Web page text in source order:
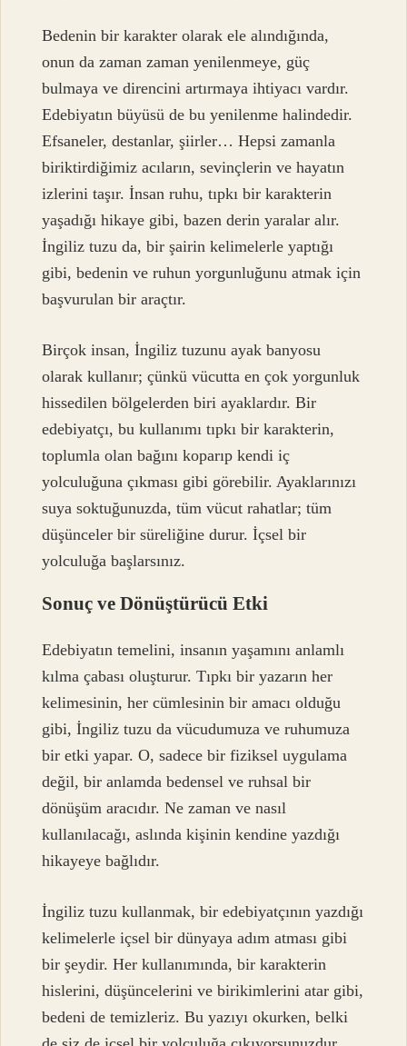
Bedenin bir karakter olarak ele alındığında,
onun da zaman zaman yenilenmeye, güç
bulmaya ve direncini artırmaya ihtiyacı vardır.
Edebiyatın büyüsü de bu yenilenme halindedir.
Efsaneler, destanlar, şiirler… Hepsi zamanla
biriktirdiğimiz acıların, sevinçlerin ve hayatın
izlerini taşır. İnsan ruhu, tıpkı bir karakterin
yaşadığı hikaye gibi, bazen derin yaralar alır.
İngiliz tuzu da, bir şairin kelimelerle yaptığı
gibi, bedenin ve ruhun yorgunluğunu atmak için
başvurulan bir araçtır.
Birçok insan, İngiliz tuzunu ayak banyosu
olarak kullanır; çünkü vücutta en çok yorgunluk
hissedilen bölgelerden biri ayaklardır. Bir
edebiyatçı, bu kullanımı tıpkı bir karakterin,
toplumla olan bağını koparıp kendi iç
yolculuğuna çıkması gibi görebilir. Ayaklarınızı
suya soktuğunuzda, tüm vücut rahatlar; tüm
düşünceler bir süreliğine durur. İçsel bir
yolculuğa başlarsınız.
Sonuç ve Dönüştürücü Etki
Edebiyatın temelini, insanın yaşamını anlamlı
kılma çabası oluşturur. Tıpkı bir yazarın her
kelimesinin, her cümlesinin bir amacı olduğu
gibi, İngiliz tuzu da vücudumuza ve ruhumuza
bir etki yapar. O, sadece bir fiziksel uygulama
değil, bir anlamda bedensel ve ruhsal bir
dönüşüm aracıdır. Ne zaman ve nasıl
kullanılacağı, aslında kişinin kendine yazdığı
hikayeye bağlıdır.
İngiliz tuzu kullanmak, bir edebiyatçının yazdığı
kelimelerle içsel bir dünyaya adım atması gibi
bir şeydir. Her kullanımında, bir karakterin
hislerini, düşüncelerini ve birikimlerini atar gibi,
bedeni de temizleriz. Bu yazıyı okurken, belki